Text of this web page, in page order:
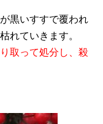
黒いすすで覆われ
れていきます。
取って処分し、殺